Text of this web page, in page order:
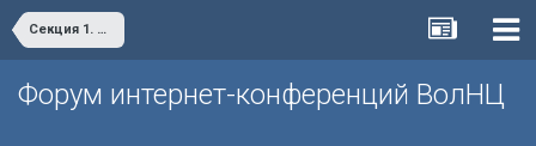
Секция 1. Научно-технологическое развитие территорий: региональные тенденции и практики
Форум интернет-конференций ВолНЦ